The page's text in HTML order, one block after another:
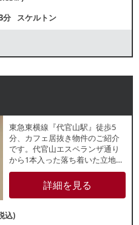
分 スケルトン
東急東横線『代官山駅』徒歩5
分、カフェ居抜き物件のご紹介
です。代官山エスペランザ通り
から1本入った落ち着いた立地
で、通りから数段階段を下がっ
た半地下のような区画です。軽
飲食店やエステサロン、パーソ
諸条件等、お気軽にお問合せく
詳細を見る
込)